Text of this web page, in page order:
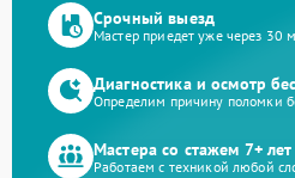
Срочный выезд
Мастер приедет уже через 30
Диагностика и осмотр
Определим причину поломки
Мастера со стажем 7+ лет
Работаем с техникой любой